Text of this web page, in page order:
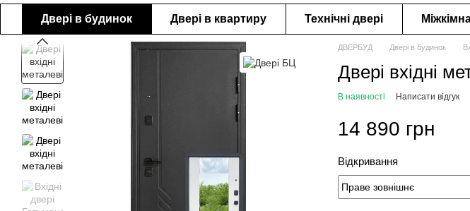
Двері в будинок Двері в квартиру Технічні двері
ДВЕРБУД Двері в будинок
Двері вхідні
В наявності Написати відгук
14 890 грн
Відкривання